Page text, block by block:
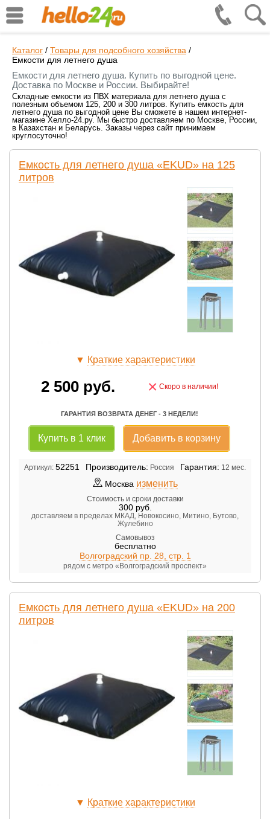
Каталог / Товары для подсобного хозяйства /
Емкости для летнего душа
Емкости для летнего душа. Купить по выгодной цене.
Доставка по Москве и России. Выбирайте!
Складные емкости из ПВХ материала для летнего душа с
полезным объемом 125, 200 и 300 литров. Купить емкость для
летнего душа по выгодной цене Вы сможете в нашем интернет-
магазине Хелло-24.ру. Мы быстро доставляем по Москве, России,
в Казахстан и Беларусь. Заказы через сайт принимаем
круглосуточно!
Емкость для летнего душа «EKUD» на 125
литров
▼ Краткие характеристики
2 500 руб. × Скоро в наличии!
ГАРАНТИЯ ВОЗВРАТА ДЕНЕГ - 3 НЕДЕЛИ!
Купить в 1 клик Добавить в корзину
Артикул: 52251 Производитель: Россия Гарантия: 12 мес.
Москва изменить
Стоимость и сроки доставки
300руб.
доставляем в пределах МКАД, Новокосино, Митино, Бутово,
Жулебино
Самовывоз
бесплатно
Волгоградский пр. 28, стр. 1
рядом с метро «Волгоградский проспект»
Емкость для летнего душа «EKUD» на 200
литров
▼ Краткие характеристики